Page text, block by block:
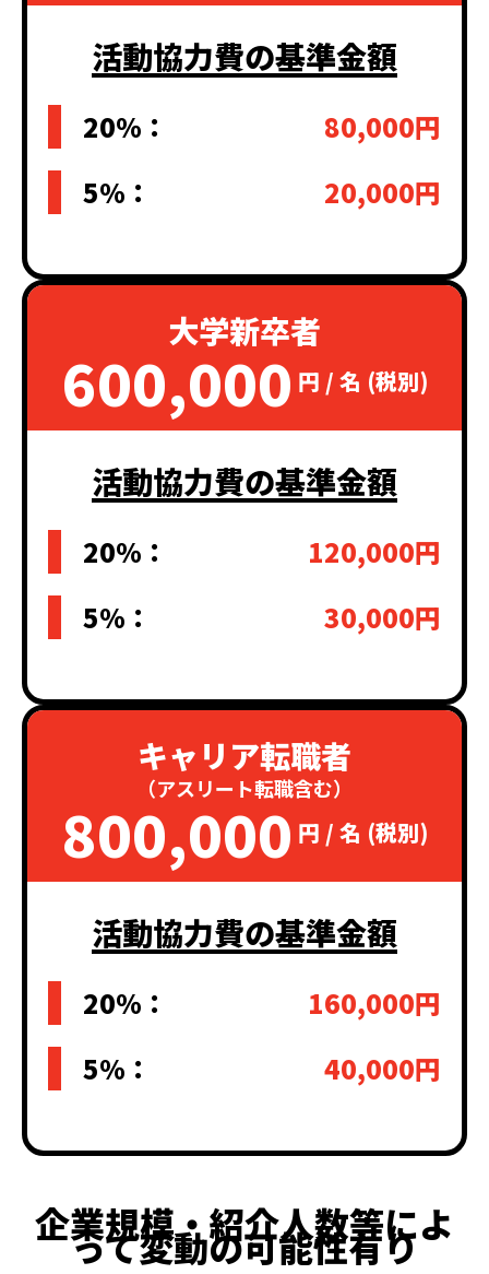
活動協力費の基準金額
20%：
80,000円
5%：
20,000円
大学新卒者
600,000 円 / 名 (税別)
活動協力費の基準金額
20%：
120,000円
5%：
30,000円
キャリア転職者
（アスリート転職含む）
800,000 円 / 名 (税別)
活動協力費の基準金額
20%：
160,000円
5%：
40,000円
企業規模・紹介人数等によ
って変動の可能性有り